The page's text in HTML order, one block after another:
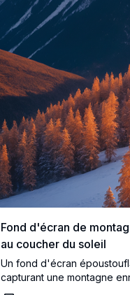
Fond d'écran de
au coucher du soleil
Un fond d'écran
capturant une montagne
coucher du soleil. L'éclat